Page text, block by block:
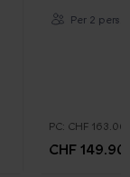
Per 2 pers.
PC: CHF 163.00
CHF 149.90